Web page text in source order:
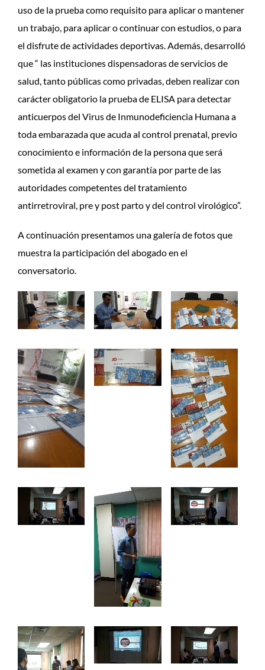
uso de la prueba como requisito para aplicar o mantener
un trabajo, para aplicar o continuar con estudios, o para
el disfrute de actividades deportivas. Además, desarrolló
que “ las instituciones dispensadoras de servicios de
salud, tanto públicas como privadas, deben realizar con
carácter obligatorio la prueba de ELISA para detectar
anticuerpos del Virus de Inmunodeficiencia Humana a
toda embarazada que acuda al control prenatal, previo
conocimiento e información de la persona que será
sometida al examen y con garantía por parte de las
autoridades competentes del tratamiento
antirretroviral, pre y post parto y del control virológico”.
A continuación presentamos una galería de fotos que
muestra la participación del abogado en el
conversatorio.